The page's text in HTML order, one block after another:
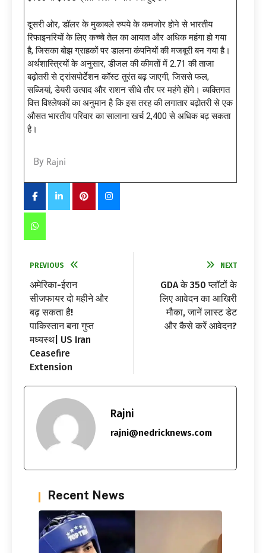
दूसरी ओर, डॉलर के मुकाबले रुपये के कमजोर होने से भारतीय
रिफाइनरियों के लिए कच्चे तेल का आयात और अधिक महंगा हो गया
है, जिसका बोझ ग्राहकों पर डालना कंपनियों की मजबूरी बन गया है।
अर्थशास्त्रियों के अनुसार, डीजल की कीमतों में ₹2.71 की ताजा
बढ़ोतरी से ट्रांसपोर्टेशन कॉस्ट तुरंत बढ़ जाएगी, जिससे फल,
सब्जियां, डेयरी उत्पाद और राशन सीधे तौर पर महंगे होंगे। व्यक्तिगत
वित्त विश्लेषकों का अनुमान है कि इस तरह की लगातार बढ़ोतरी से एक
औसत भारतीय परिवार का सालाना खर्च ₹2,400 से अधिक बढ़ सकता
है।
By Rajni
PREVIOUS
अमेरिका-ईरान
सीजफायर दो महीने और
बढ़ सकता है!
पाकिस्तान बना गुप्त
मध्यस्थ| US Iran
Ceasefire
Extension
NEXT
GDA के 350 प्लॉटों के
लिए आवेदन का आखिरी
मौका, जानें लास्ट डेट
और कैसे करें आवेदन?
Rajni
rajni@nedricknews.com
Recent News